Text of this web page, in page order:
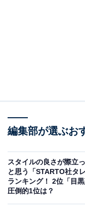
現在は、バラエティ
系）の木曜レギュラ
演中です。さらに、
編集部が選ぶお
スタイルの良さが際立
と思う「STARTO社タ
ランキング！ 2位「目黒
圧倒的1位は？